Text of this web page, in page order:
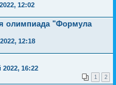
12:02
олимпиада "Формула
12:18
16:22
1 2